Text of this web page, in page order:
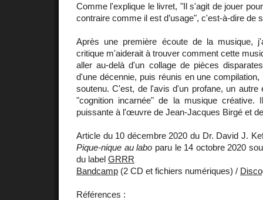
Comme l'explique le livret, "Il s'agit de jouer
contraire comme il est d’usage", c'est-à-dire de
Après une première écoute de la musique,
critique m'aiderait à trouver comment cette
aller au-delà d'un collage de pièces
d'une décennie, puis réunis en une
soutenu. C'est, de l'avis d'un profane, un autre
"cognition incarnée" de la musique créative.
puissante à l'œuvre de Jean-Jacques Birgé et
Article du 10 décembre 2020 du Dr. David J.
Pique-nique au labo paru le 14 octobre 2020
du label GRRR
Bandcamp (2 CD et fichiers numériques) /
Références :